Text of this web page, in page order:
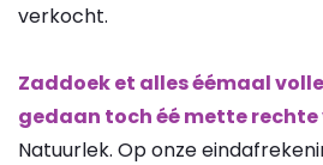
verkocht.
Zaddoek et alles éémaal
gedaan toch éé mette rechte
Natuurlek. Op onze